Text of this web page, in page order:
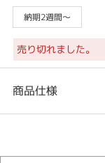
納期2週間～
売り切れました。
商品仕様
美容商材